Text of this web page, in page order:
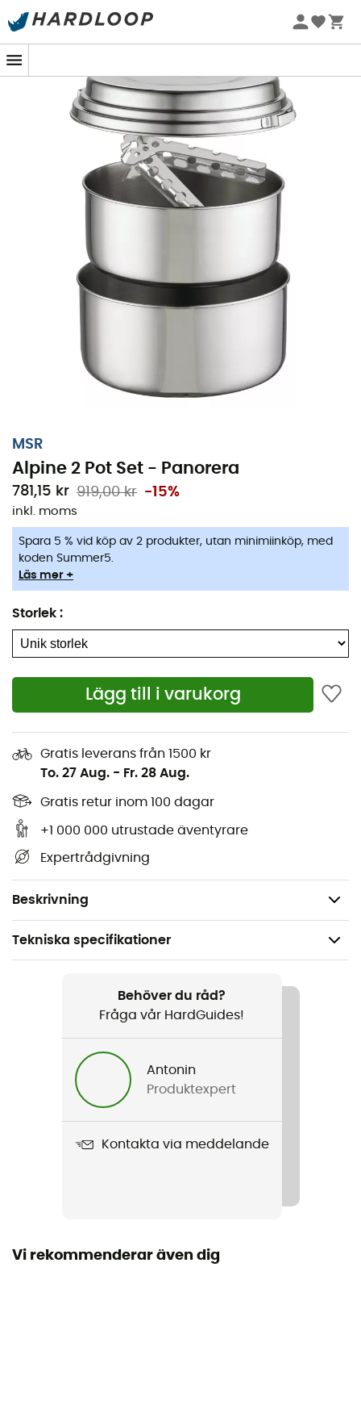
Sommarerbjudanden 🔥 -5 % EXTRA vid köp av 2 produkter*
MSR
Alpine 2 Pot Set - Panorera
781,15 kr 919,00 kr -15%
inkl. moms
Spara 5 % vid köp av 2 produkter, utan minimiinköp, med
koden Summer5.
Läs mer +
Storlek :
Lägg till i varukorg
Gratis leverans från 1500 kr
To. 27 Aug. - Fr. 28 Aug.
Gratis retur inom 100 dagar
+1 000 000 utrustade äventyrare
Expertrådgivning
Beskrivning
märket MSR
Alpine 2 Pot Set
Material: rostfritt stål
Kompakt: en effektiv design med inbäddning
sparar värdefullt utrymme
även användas som tallrik
Innehåller: en panna 1,5 L - en panna 2 L - ett
lock/tallrik - ett handtag PanHandler
Vikt: 730 g
Tekniska specifikationer
Vandring / Vandring / Resa / Camping / Bivack
Produktnamn
Alpine 2 Pot Set
PanHandler™ kastrullhandtag - förvaringsväska
Behöver du råd?
Fråga vår HardGuides!
Antonin
Produktexpert
Kontakta via meddelande
Vi rekommenderar även dig